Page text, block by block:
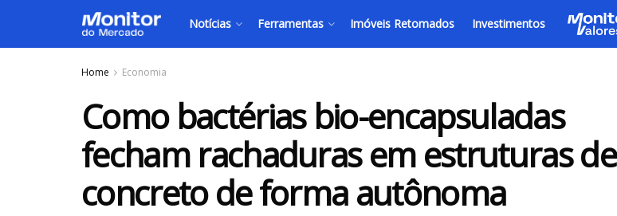
Notícias Ferramentas Imóveis Retomados Investimentos
Home Economia
Como bactérias bio-encapsuladas
fecham rachaduras em estruturas de
concreto de forma autônoma